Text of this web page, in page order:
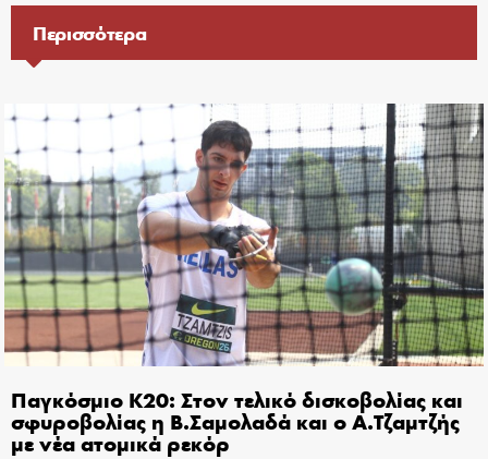
Περισσότερα
Παγκόσμιο Κ20: Στον τελικό δισκοβολίας και
σφυροβολίας η Β.Σαμολαδά και ο Α.Τζαμτζής
με νέα ατομικά ρεκόρ